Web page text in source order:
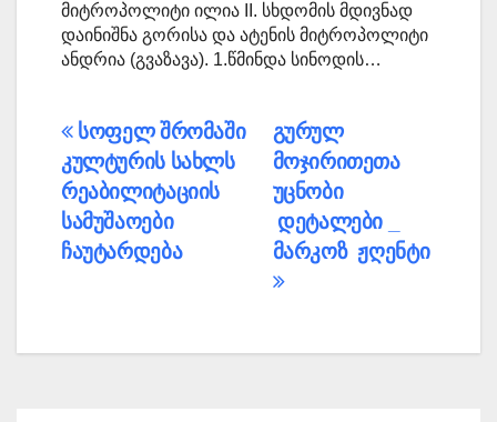
მიტროპოლიტი ილია II. სხდომის მდივნად
დაინიშნა გორისა და ატენის მიტროპოლიტი
ანდრია (გვაზავა). 1.წმინდა სინოდის…
პოსტის
ნავიგაცია
გურულ
მოჯირითეთა
უცნობი
დეტალები _
მარკოზ ჟღენტი
სოფელ შრომაში
კულტურის სახლს
რეაბილიტაციის
სამუშაოები
ჩაუტარდება